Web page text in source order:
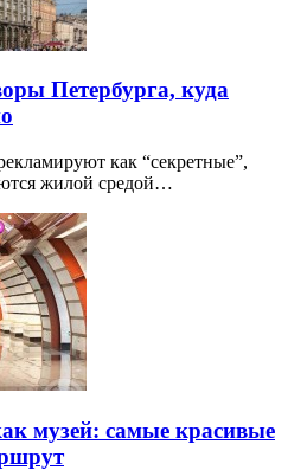
Петербурга, куда
как “секретные”,
жилой средой…
музей: самые красивые